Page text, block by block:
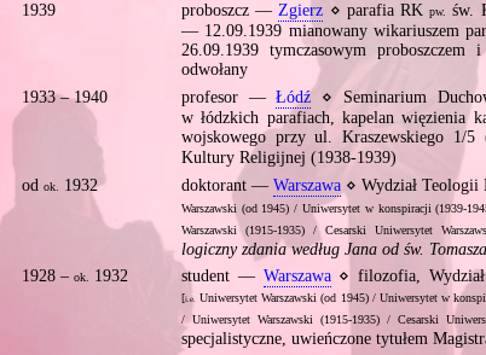
1939
proboszcz —Zgierz ⋄ parafia RKpw. św.
— 12.09.1939 mianowany wikariuszem
26.09.1939 tymczasowym proboszczem
odwołany
1933 – 1940
profesor —Łódź ⋄ Seminarium
w łódzkich parafiach, kapelan więzienia
wojskowego przy ul. Kraszewskiego 1/5
Kultury Religijnej (1938‐1939)
odok. 1932 doktorant — Warszawa⋄ Wydział Teologii
Warszawski (od 1945) / Uniwersytet w konspiracji
Warszawski (1915‐1935) / Cesarski Uniwersytet
logiczny zdania według Jana od św. Tomasza
1928 –ok. 1932 student — Warszawa⋄ filozofia, Wydział
[i.e. Uniwersytet Warszawski (od 1945) / Uniwersytet w
/ Uniwersytet Warszawski (1915‐1935) / Cesarski
specjalistyczne, uwieńczone tytułem